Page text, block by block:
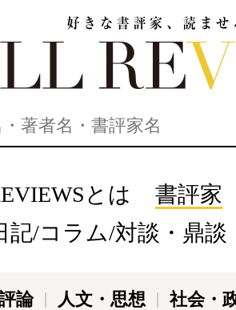
とは
書評家
記/コラム/対談・鼎談
論 人文・思想
社会・